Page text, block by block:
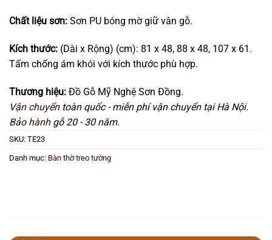
Chất liệu sơn: Sơn PU bóng mờ giữ vân gỗ.
Kích thước: (Dài x Rộng) (cm): 81 x 48, 88 x 48, 107 x 61.
Tấm chống ám khói với kích thước phù hợp.
Thương hiệu: Đồ Gỗ Mỹ Nghệ Sơn Đồng.
Vận chuyểntoàn quốc - miễn phí vận chuyển tại Hà Nội.
Bảo hànhgỗ 20 - 30 năm.
SKU: TE23
Danh mục: Bàn thờ treo tường